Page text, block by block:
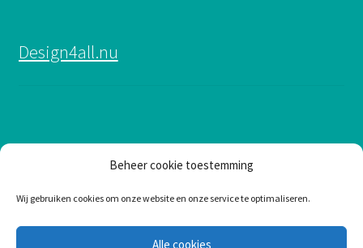
Beheer cookie toestemming
Wij gebruiken cookies om onze website en onze service te optimaliseren.
Alle cookies
Design4all.nu